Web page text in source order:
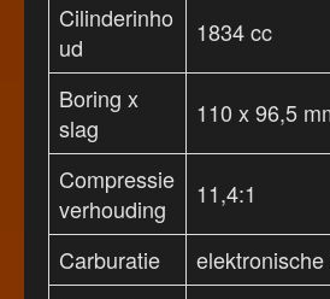
Cilinderinho
ud
1834 cc
Boring x
slag
110 x 96,5
Compressie
verhouding
11,4:1
Carburatie